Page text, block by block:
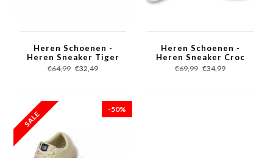
Heren Schoenen -
Heren Sneaker Tiger
Black - CMS16 - Zwart
€64,99 €32,49
Heren Schoenen -
Heren Sneaker Croc
Black Gold - CMS98 -
Zwart
€69,99 €34,99
-50%